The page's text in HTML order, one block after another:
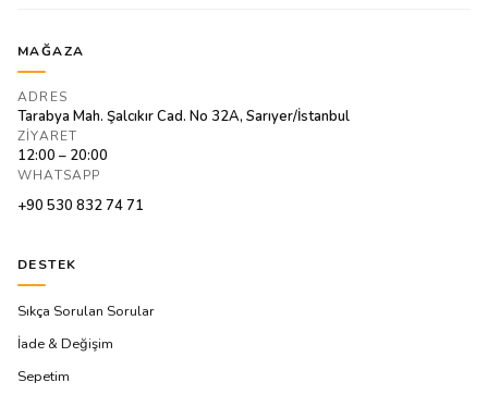
MAĞAZA
ADRES
Tarabya Mah. Şalcıkır Cad. No 32A, Sarıyer/İstanbul
ZIYARET
12:00 – 20:00
WHATSAPP
+90 530 832 74 71
DESTEK
Sıkça Sorulan Sorular
İade & Değişim
Sepetim